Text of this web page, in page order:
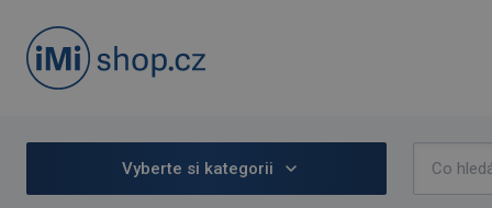
Vyberte si kategorii